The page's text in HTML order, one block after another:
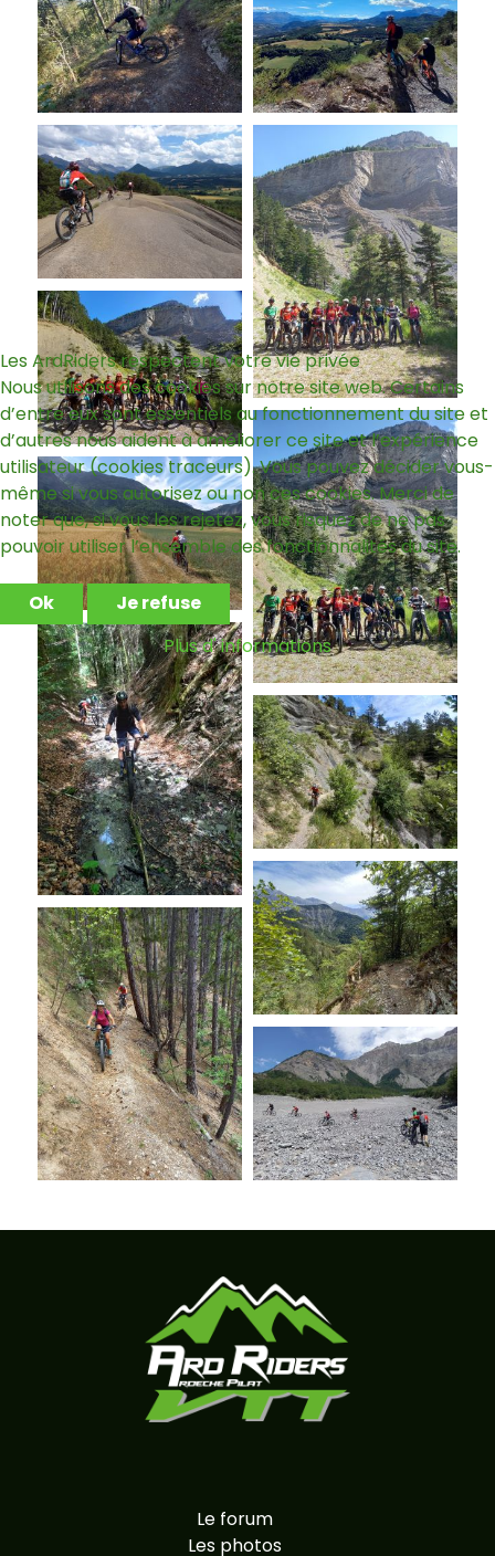
Le forum
Les photos
Les ArdRiders respectent votre vie privée
Nous utilisons des cookies sur notre site web. Certains
d’entre eux sont essentiels au fonctionnement du site et
d’autres nous aident à améliorer ce site et l’expérience
utilisateur (cookies traceurs). Vous pouvez décider vous-
même si vous autorisez ou non ces cookies. Merci de
noter que, si vous les rejetez, vous risquez de ne pas
pouvoir utiliser l’ensemble des fonctionnalités du site.
Ok
Je refuse
Plus d' informations